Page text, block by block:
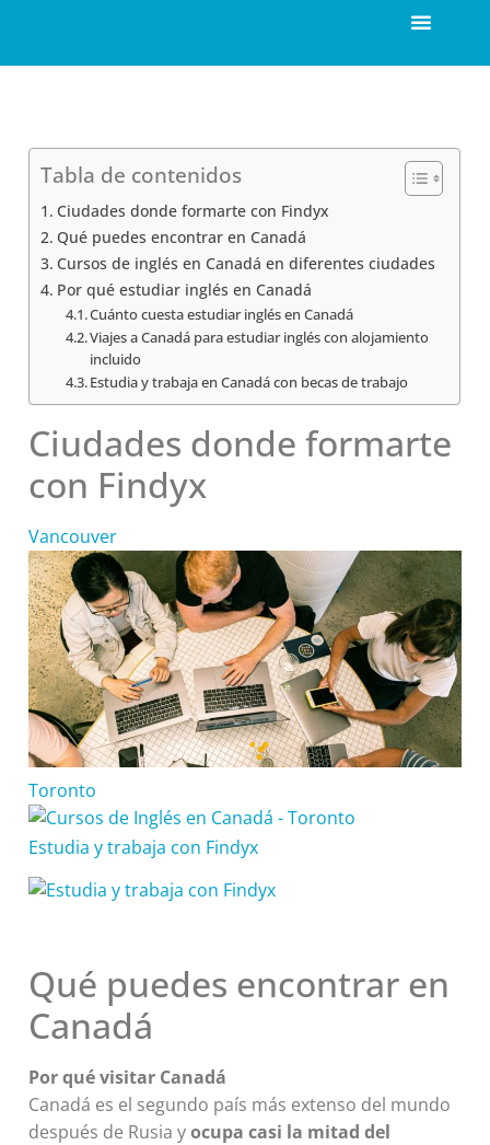
Tabla de contenidos
Ciudades donde formarte con Findyx
Qué puedes encontrar en Canadá
Cursos de inglés en Canadá en diferentes ciudades
Por qué estudiar inglés en Canadá
Cuánto cuesta estudiar inglés en Canadá
Viajes a Canadá para estudiar inglés con alojamiento
incluido
Estudia y trabaja en Canadá con becas de trabajo
Ciudades donde formarte
con Findyx
Vancouver
Toronto
Estudia y trabaja con Findyx
Qué puedes encontrar en
Canadá
Por qué visitar Canadá
Canadá es el segundo país más extenso del mundo
después de Rusia yocupa casi la mitad del